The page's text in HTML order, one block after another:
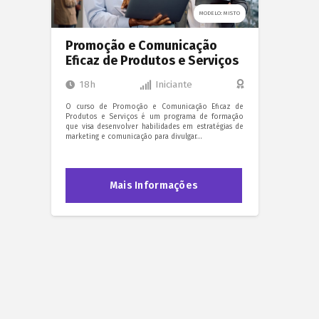
MODELO: MISTO
Promoção e Comunicação
Eficaz de Produtos e Serviços
18h Iniciante
O curso de Promoção e Comunicação Eficaz de
Produtos e Serviços é um programa de formação
que visa desenvolver habilidades em estratégias de
marketing e comunicação para divulgar…
Mais Informações